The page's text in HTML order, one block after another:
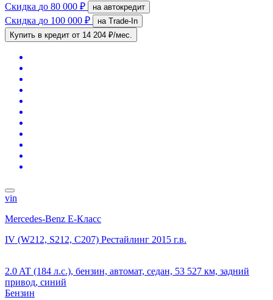
Скидка до 80 000 ₽ на автокредит
Скидка до 100 000 ₽
на Trade-In
Купить в кредит от 14 204 ₽/мес.
vin
Mercedes-Benz E-Класс
IV (W212, S212, C207) Рестайлинг 2015 г.в.
2.0 AT (184 л.с.), бензин, автомат, седан, 53 527 км, задний
привод, синий
Бензин